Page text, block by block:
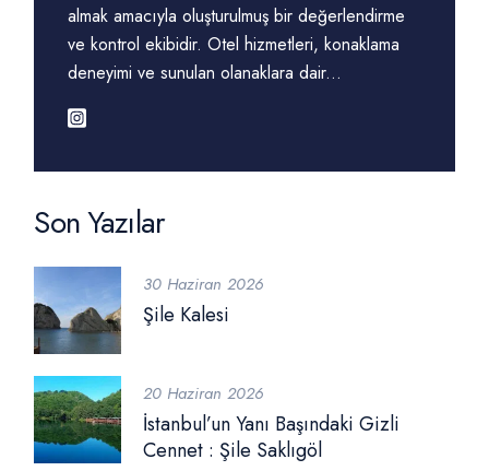
almak amacıyla oluşturulmuş bir değerlendirme
ve kontrol ekibidir. Otel hizmetleri, konaklama
deneyimi ve sunulan olanaklara dair...
Son Yazılar
30 Haziran 2026
Şile Kalesi
20 Haziran 2026
İstanbul’un Yanı Başındaki Gizli
Cennet : Şile Saklıgöl